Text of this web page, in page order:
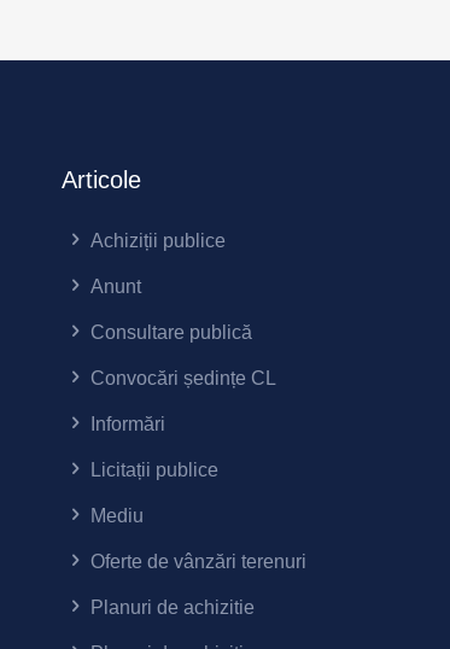
Articole
Achiziții publice
Anunt
Consultare publică
Convocări ședințe CL
Informări
Licitații publice
Mediu
Oferte de vânzări terenuri
Planuri de achizitie